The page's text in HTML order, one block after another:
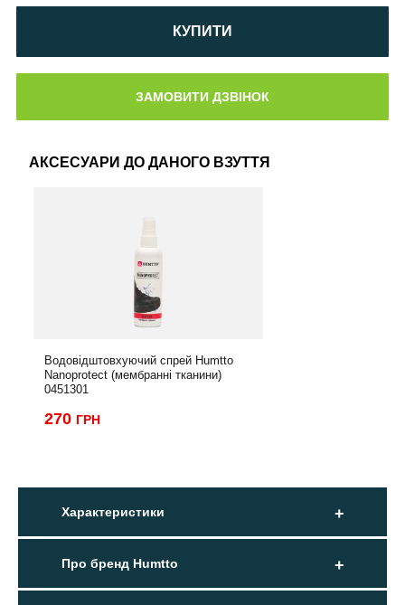
КУПИТИ
АКСЕСУАРИ ДО ДАНОГО ВЗУТТЯ
Водовідштовхуючий спрей Humtto
Nanoprotect (мембранні тканини)
0451301
270 ГРН
Характеристики
Про бренд Humtto